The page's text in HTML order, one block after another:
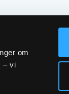
om
– vi